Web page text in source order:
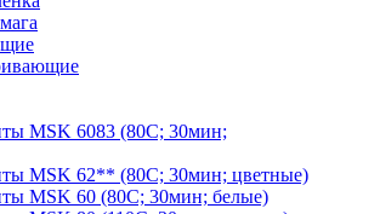
MSK 6083 (80С; 30мин;
MSK 62** (80С; 30мин; цветные)
MSK 60 (80С; 30мин; белые)